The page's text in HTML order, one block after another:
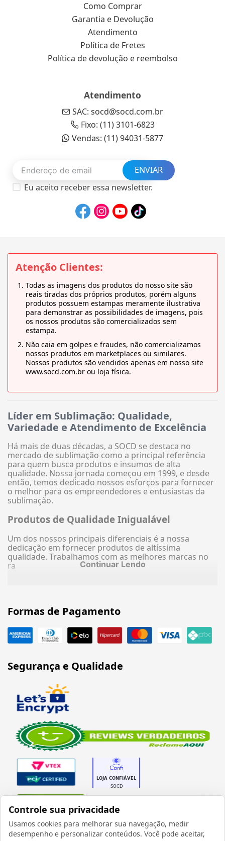
Controle sua privacidade
Usamos cookies para melhorar sua navegação, medir
desempenho e personalizar conteúdos. Você pode aceitar,
Como Comprar
Garantia e Devolução
Atendimento
Política de Fretes
Política de devolução e reembolso
Atendimento
SAC: socd@socd.com.br
Fixo: (11) 3101-6823
Vendas: (11) 94031-5877
ENVIAR
Eu aceito receber essa newsletter.
Atenção Clientes:
Todas as imagens dos produtos do nosso site são
reais tiradas dos próprios produtos, porém alguns
produtos possuem estampas meramente ilustrativa
para demonstrar as possibilidades de imagens, pois
os nossos produtos são comercializados sem
estampa.
Não caia em golpes e fraudes, não comercializamos
nossos produtos em marketplaces ou similares.
Nossos produtos são vendidos apenas em nosso site
www.socd.com.br ou loja física.
Líder em Sublimação: Qualidade,
Variedade e Atendimento de Excelência
Há mais de duas décadas, a SOCD se destaca no
mercado de sublimação como a principal referência
para quem busca produtos e insumos de alta
qualidade. Nossa jornada começou em 1999, e desde
então, temos dedicado nossos esforços para fornecer
o melhor para os empreendedores e entusiastas da
sublimação.
Produtos de Qualidade Inigualável
Um dos nossos principais diferenciais é a nossa
dedicação em fornecer produtos de altíssima
qualidade. Trabalhamos com as melhores marcas no
ra
Continuar Lendo
Formas de Pagamento
Segurança e Qualidade